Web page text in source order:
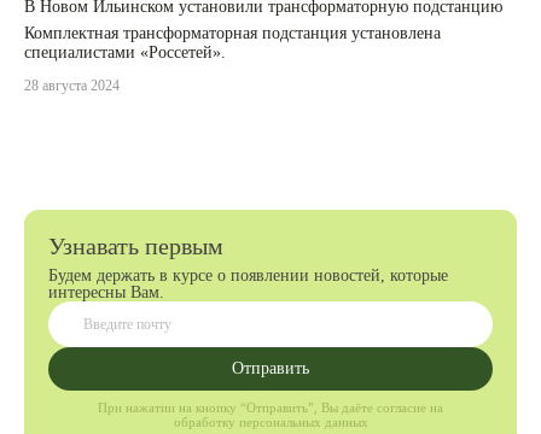
В Новом Ильинском установили трансформаторную подстанцию
Комплектная трансформаторная подстанция установлена
специалистами «Россетей».
28 августа 2024
Узнавать первым
Будем держать в курсе о появлении новостей, которые
интересны Вам.
Отправить
При нажатии на кнопку “Отправить”, Вы даёте согласие на
обработку персональных данных